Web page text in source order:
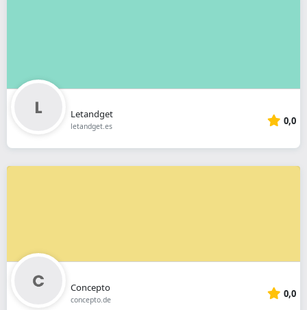
Letandget
letandget.es 0,0
Concepto
concepto.de 0,0